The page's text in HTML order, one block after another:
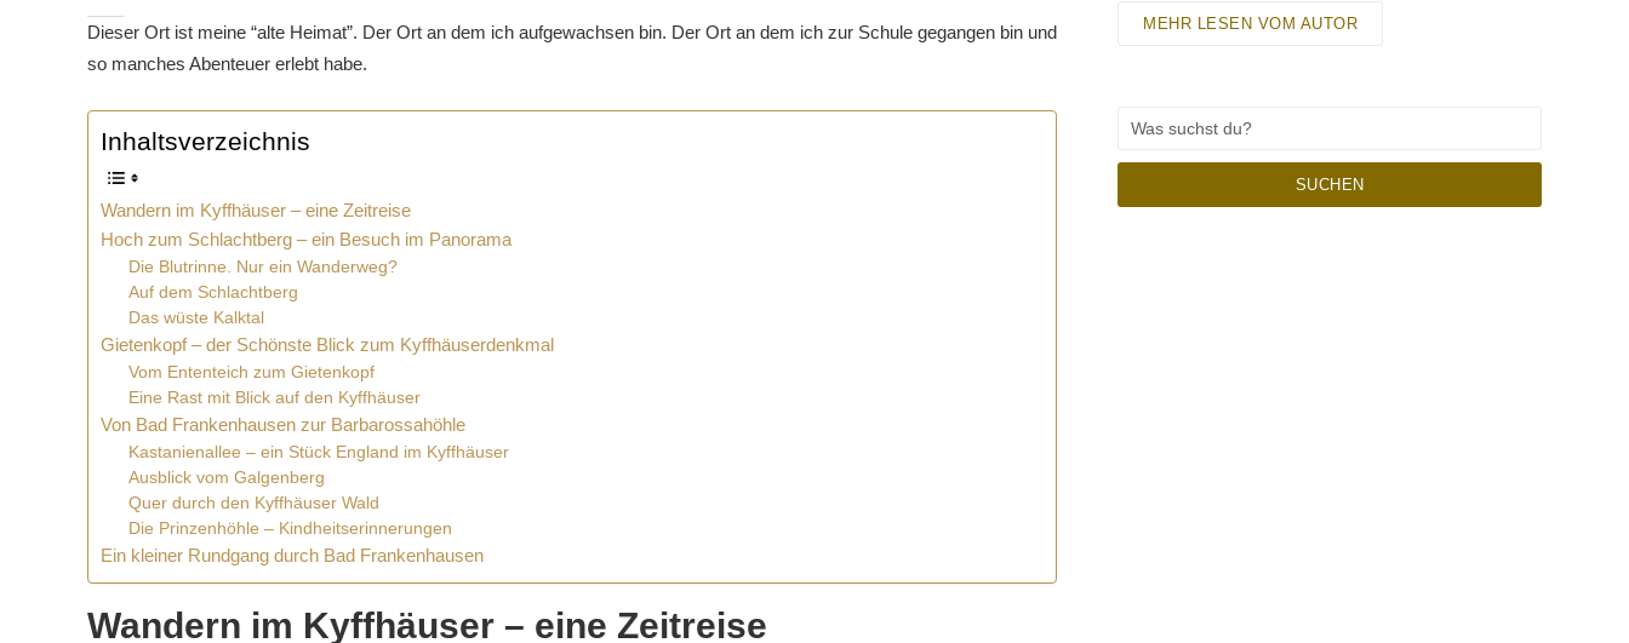
Dieser Ort ist meine “alte Heimat”. Der Ort an dem ich aufgewachsen bin. Der Ort an dem ich zur Schule gegangen bin und
so manches Abenteuer erlebt habe.
Inhaltsverzeichnis
Wandern im Kyffhäuser – eine Zeitreise
Hoch zum Schlachtberg – ein Besuch im Panorama
Die Blutrinne. Nur ein Wanderweg?
Auf dem Schlachtberg
Das wüste Kalktal
Gietenkopf – der Schönste Blick zum Kyffhäuserdenkmal
Vom Ententeich zum Gietenkopf
Eine Rast mit Blick auf den Kyffhäuser
Von Bad Frankenhausen zur Barbarossahöhle
Kastanienallee – ein Stück England im Kyffhäuser
Ausblick vom Galgenberg
Quer durch den Kyffhäuser Wald
Die Prinzenhöhle – Kindheitserinnerungen
Ein kleiner Rundgang durch Bad Frankenhausen
Wandern im Kyffhäuser – eine Zeitreise
MEHR LESEN VOM AUTOR
SUCHEN